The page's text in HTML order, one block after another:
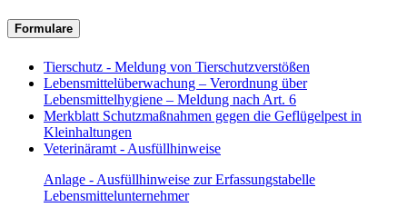
Formulare
Tierschutz - Meldung von Tierschutzverstößen
Lebensmittelüberwachung – Verordnung über
Lebensmittelhygiene – Meldung nach Art. 6
Merkblatt Schutzmaßnahmen gegen die Geflügelpest in
Kleinhaltungen
Veterinäramt - Ausfüllhinweise
Anlage - Ausfüllhinweise zur Erfassungstabelle
Lebensmittelunternehmer